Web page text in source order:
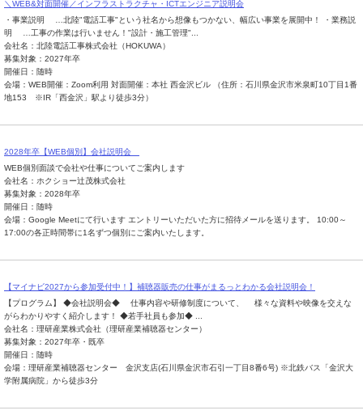
＼WEB&対面開催／インフラストラクチャ・ICTエンジニア説明会
・事業説明 …北陸"電話工事"という社名から想像もつかない、幅広い事業を展開中！ ・業務説
明 …工事の作業は行いません！"設計・施工管理"...
会社名：北陸電話工事株式会社（HOKUWA）
募集対象：2027年卒
開催日：随時
会場：WEB開催：Zoom利用 対面開催：本社 西金沢ビル （住所：石川県金沢市米泉町10丁目1番
地153 ※IR「西金沢」駅より徒歩3分）
2028年卒【WEB個別】会社説明会
WEB個別面談で会社や仕事についてご案内します
会社名：ホクショー辻茂株式会社
募集対象：2028年卒
開催日：随時
会場：Google Meetにて行います エントリーいただいた方に招待メールを送ります。 10:00～
17:00の各正時間帯に1名ずつ個別にご案内いたします。
【マイナビ2027から参加受付中！】補聴器販売の仕事がまるっとわかる会社説明会！
【プログラム】 ◆会社説明会◆ 仕事内容や研修制度について、 様々な資料や映像を交えな
がらわかりやすく紹介します！ ◆若手社員も参加◆ ...
会社名：理研産業株式会社（理研産業補聴器センター）
募集対象：2027年卒・既卒
開催日：随時
会場：理研産業補聴器センター 金沢支店(石川県金沢市石引一丁目8番6号) ※北鉄バス「金沢大
学附属病院」から徒歩3分